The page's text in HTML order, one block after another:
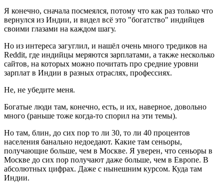
Я конечно, сначала посмеялся, потому что как раз только что
вернулся из Индии, и видел всё это "богатство" индийцев
своими глазами на каждом шагу.
Но из интереса загуглил, и нашёл очень много тредиков на
Reddit, где индийцы меряются зарплатами, а также несколько
сайтов, на которых можно почитать про средние уровни
зарплат в Индии в разных отраслях, профессиях.
Не, не убедите меня.
Богатые люди там, конечно, есть, и их, наверное, довольно
много (раньше тоже когда-то спорил на эти темы).
Но там, блин, до сих пор то ли 30, то ли 40 процентов
населения банально недоедают. Какие там сеньоры,
получающие больше, чем в Москве. Я уверен, что сеньоры в
Москве до сих пор получают даже больше, чем в Европе. В
абсолютных цифрах. Даже с нынешним курсом. Куда там
Индии.